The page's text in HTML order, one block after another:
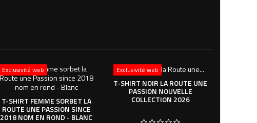
Exclusivité web
T-SHIRT FEMME SORBET LA
ROUTE UNE PASSION SINCE
2018 NOM EN ROND - BLANC
Exclusivité web
T-SHIRT NOIR LA ROUTE UNE
PASSION NOUVELLE
COLLECTION 2026